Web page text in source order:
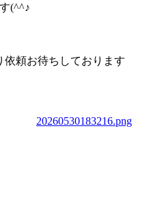
(^^♪
依頼お待ちしております